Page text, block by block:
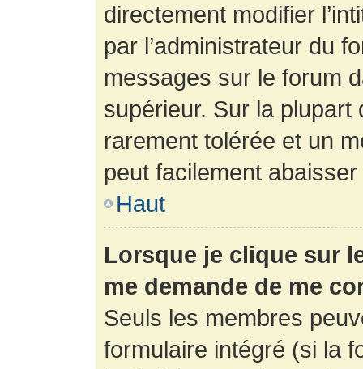
directement modifier
par l’administrateur du
messages sur le forum
supérieur. Sur la
rarement tolérée et un
peut facilement
Haut
Lorsque je clique sur
me demande de me
Seuls les membres
formulaire intégré (si la